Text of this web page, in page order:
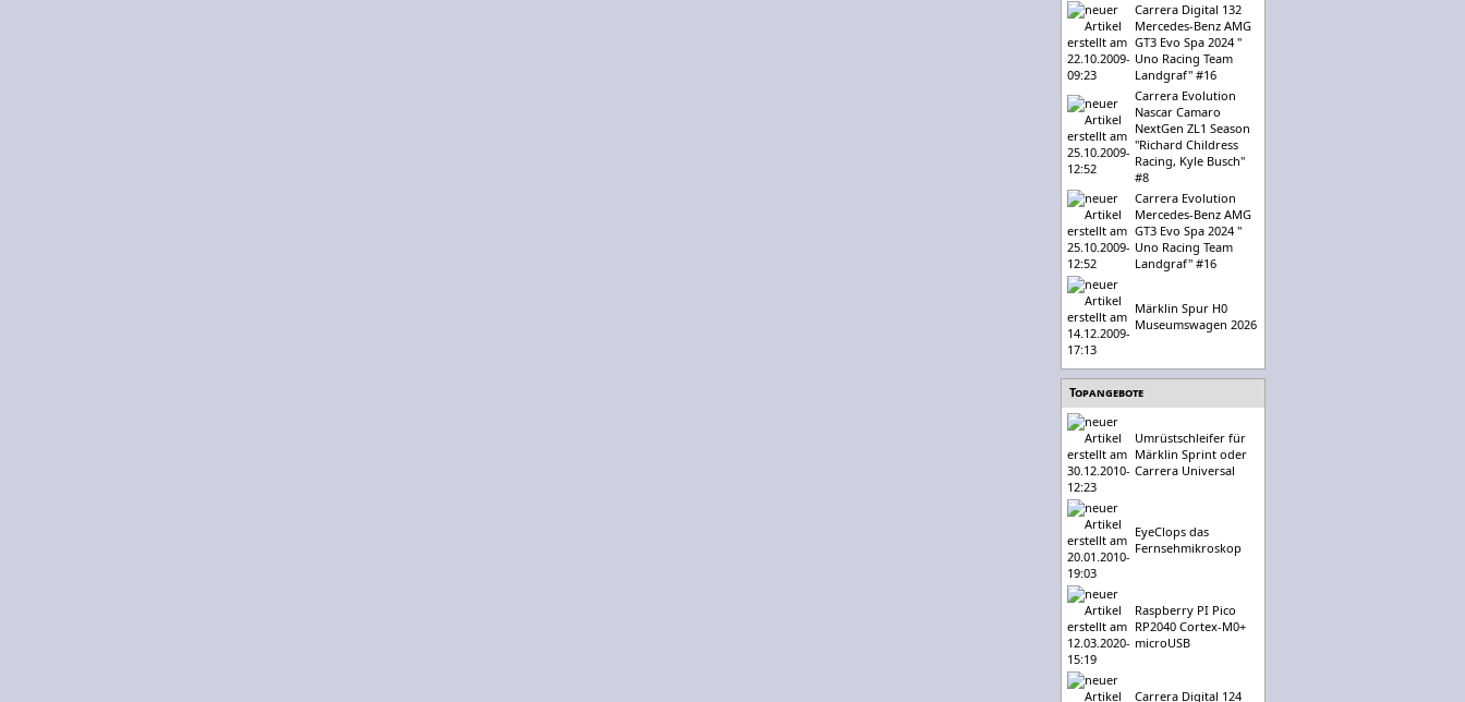
Carrera Digital 132
Mercedes-Benz AMG
GT3 Evo Spa 2024 "
Uno Racing Team
Landgraf" #16
Carrera Evolution
Nascar Camaro
NextGen ZL1 Season
"Richard Childress
Racing, Kyle Busch"
#8
Carrera Evolution
Mercedes-Benz AMG
GT3 Evo Spa 2024 "
Uno Racing Team
Landgraf" #16
Märklin Spur H0
Museumswagen 2026
Topangebote
Umrüstschleifer für
Märklin Sprint oder
Carrera Universal
EyeClops das
Fernsehmikroskop
Raspberry PI Pico
RP2040 Cortex-M0+
microUSB
Carrera Digital 124